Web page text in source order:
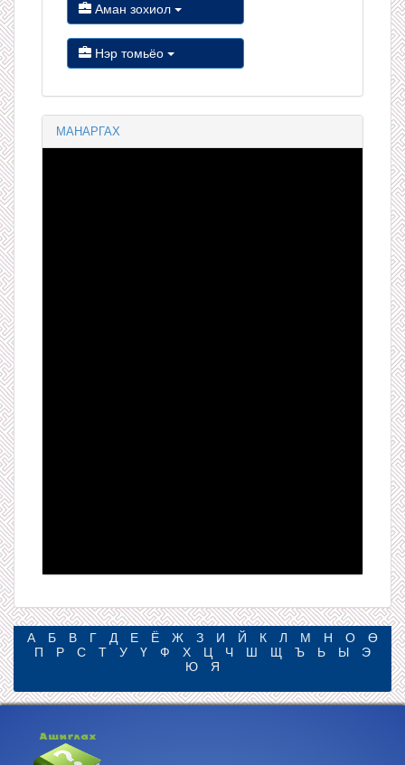
Аман зохиол
Нэр томьёо
МАНАРГАХ
А Б В Г Д Е Ё Ж З И Й К Л М Н О
Ө
П
Р С Т У Ү Ф Х Ц Ч Ш Щ Ъ Ь Ы
Э
Ю
Я